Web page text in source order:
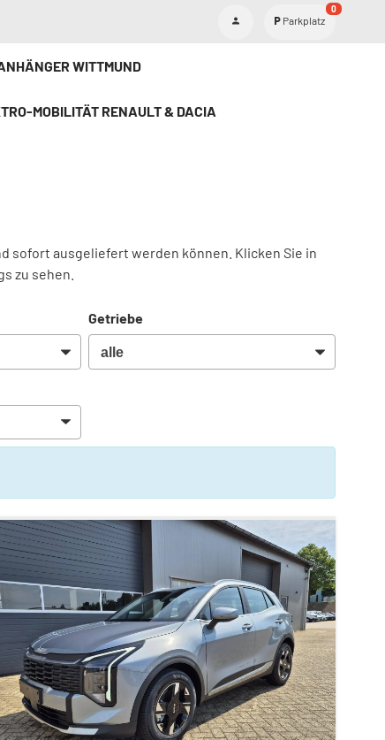
Parkplatz
0
WITTMUND
MOBILITÄT RENAULT & DACIA
sofort ausgeliefert werden können. Klicken Sie in
zu sehen.
Getriebe